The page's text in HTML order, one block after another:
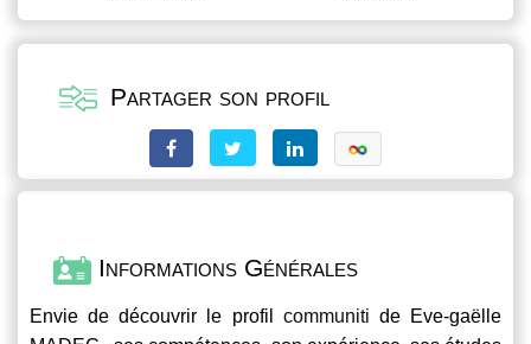
Partager son profil
Informations Générales
Envie de découvrir le profil communiti de Eve-gaëlle